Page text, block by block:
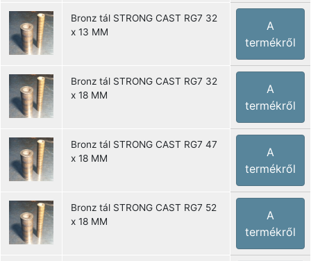
Bronz tál STRONG CAST RG7 32
x 13 MM
A
termékről
Bronz tál STRONG CAST RG7 32
x 18 MM
A
termékről
Bronz tál STRONG CAST RG7 47
x 18 MM
A
termékről
Bronz tál STRONG CAST RG7 52
x 18 MM
A
termékről